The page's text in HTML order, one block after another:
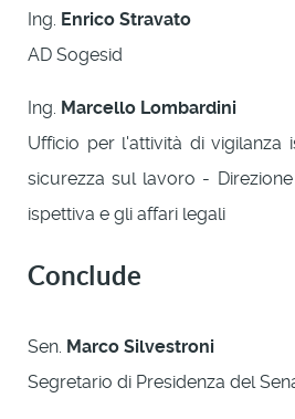
Ing. Enrico Stravato
AD Sogesid
Ing. Marcello Lombardini
Ufficio per l'attività di vigilanza
sicurezza sul lavoro -
ispettiva e gli affari legali
Conclude
Sen. Marco Silvestroni
Segretario di Presidenza del